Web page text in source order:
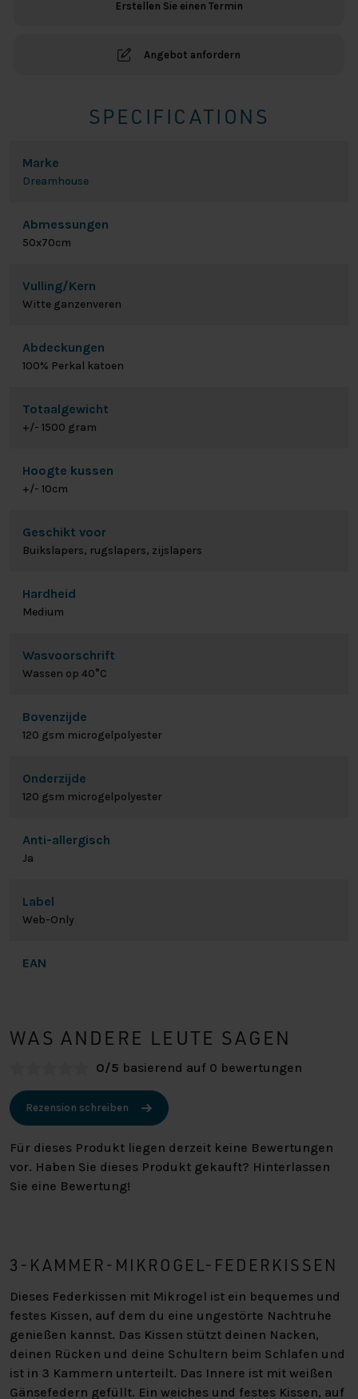
Erstellen Sie einen Termin
Angebot anfordern
SPECIFICATIONS
Marke
Dreamhouse
Abmessungen
50x70cm
Vulling/Kern
Witte ganzenveren
Abdeckungen
100% Perkal katoen
Totaalgewicht
+/- 1500 gram
Hoogte kussen
+/- 10cm
Geschikt voor
Buikslapers, rugslapers, zijslapers
Hardheid
Medium
Wasvoorschrift
Wassen op 40°C
Bovenzijde
120 gsm microgelpolyester
Onderzijde
120 gsm microgelpolyester
Anti-allergisch
Ja
Label
Web-Only
EAN
WAS ANDERE LEUTE SAGEN
0/5 basierend auf 0 bewertungen
Rezension schreiben
Für dieses Produkt liegen derzeit keine Bewertungen
vor. Haben Sie dieses Produkt gekauft? Hinterlassen
Sie eine Bewertung!
3-KAMMER-MIKROGEL-FEDERKISSEN
Dieses Federkissen mit Mikrogel ist ein bequemes und
festes Kissen, auf dem du eine ungestörte Nachtruhe
genießen kannst. Das Kissen stützt deinen Nacken,
deinen Rücken und deine Schultern beim Schlafen und
ist in 3 Kammern unterteilt. Das Innere ist mit weißen
Gänsefedern gefüllt. Ein weiches und festes Kissen, auf